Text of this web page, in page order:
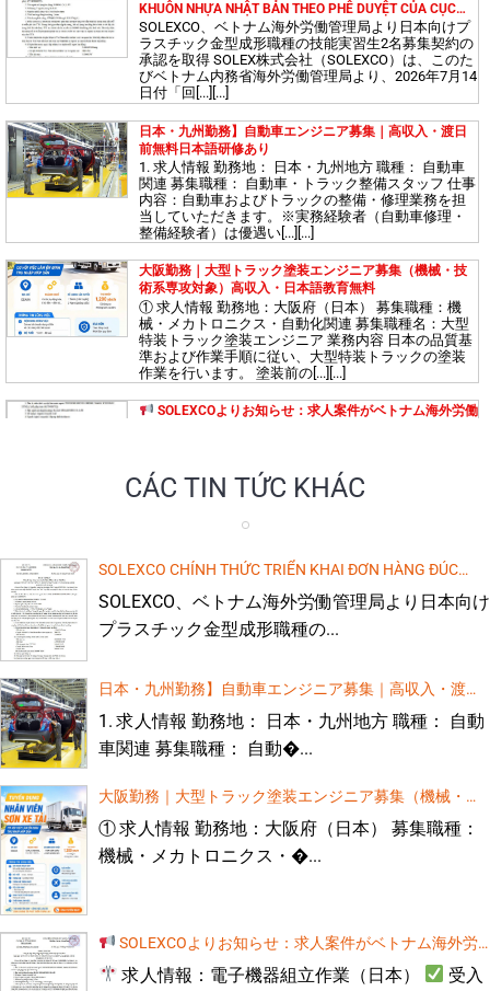
日本で働く建設技術者募集！高収入・日本語無料研修あ
り
【茨城県勤務】エンジニア募集！ 高待遇・日本語教育費無料！
【大阪府勤務】電気エンジニア募集！ 高待遇・日本語教
育費無料！
【愛知県・三重県】高待遇エンジニア募集！日本で活躍
するチャンス！
島根県で建設技術者募集！高給与・日本語教育無料サポ
ート
島根県で働く機械エンジニア募集（高給与・日本語教育
埼玉県の特定技能（食品加工）求人：低コスト・高収
入！
求人募集：プレス機操作・接着作業 技能実習生（男性5
【求人】CNCフライス盤加工エンジニア募集
KHUÔN NHỰA NHẬT BẢN THEO PHÊ DUYỆT CỦA CỤC
QUẢN LÝ LAO ĐỘNG NGOÀI NƯỚC
SOLEXCO、ベトナム海外労働管理局より日本向けプ
ラスチック金型成形職種の技能実習生2名募集契約の
承認を取得 SOLEX株式会社（SOLEXCO）は、このた
びベトナム内務省海外労働管理局より、2026年7月14
日付「回[...][...]
日本・九州勤務】自動車エンジニア募集｜高収入・渡日
前無料日本語研修あり
1. 求人情報 勤務地： 日本・九州地方 職種： 自動車
関連 募集職種： 自動車・トラック整備スタッフ 仕事
内容：自動車およびトラックの整備・修理業務を担
当していただきます。※実務経験者（自動車修理・
整備経験者）は優遇い[...][...]
大阪勤務｜大型トラック塗装エンジニア募集（機械・技
術系専攻対象）高収入・日本語教育無料
① 求人情報 勤務地：大阪府（日本） 募集職種：機
械・メカトロニクス・自動化関連 募集職種名：大型
特装トラック塗装エンジニア 業務内容 日本の品質基
準および作業手順に従い、大型特装トラックの塗装
作業を行います。 塗装前の[...][...]
SOLEXCOよりお知らせ：求人案件がベトナム海外労働
時給1,200円スタート・出国まで日本語研修無料
トロニクス 機械工学 自動化技術[...]
【島根県勤務】技能実習生募集！ 高収入・日本語教育費
無料！
1. 求人概要 勤務地： 日本・島根県 仕事内容： ・機
大阪（日本）で勤務する機械エンジニアを募集していま
す（高給、無料語学研修あり）
月給20万円スタート！正社員採用のチャンス
1. 求人情報
勤務地： 大阪府、日本
日本で働く建設技術者募集！高収入・日本語無料研修あ
り
日本勤務 建設エンジニア募集 月給25万円スター
ト！正社員採用のチャンス
【茨城県勤務】エンジニア募集！ 高待遇・日本語教育費無料！
1. 求人概要 勤務地：茨城県（日本） 募集対象：機械工学、電気・電子
工学、自動化工学、自動車工学などの関連学科を卒業された方 仕事内
容： ・機械製品の検査および梱包作業 ・NC工作機械、CNC工作機械の
操作 ・自動車部[...][...]
CÁC TIN TỨC KHÁC
SOLEXCO CHÍNH THỨC TRIỂN KHAI ĐƠN HÀNG ĐÚC
KHUÔN NHỰA NHẬT BẢN THEO PHÊ DUYỆT CỦA CỤC
QUẢN LÝ LAO ĐỘNG NGOÀI NƯỚC
SOLEXCO、ベトナム海外労働管理局より日本向け
プラスチック金型成形職種の...
日本・九州勤務】自動車エンジニア募集｜高収入・渡日
前無料日本語研修あり
1. 求人情報 勤務地： 日本・九州地方 職種： 自動
車関連 募集職種： 自動�...
大阪勤務｜大型トラック塗装エンジニア募集（機械・技
術系専攻対象）高収入・日本語教育無料
① 求人情報 勤務地：大阪府（日本） 募集職種：
機械・メカトロニクス・�...
SOLEXCOよりお知らせ：求人案件がベトナム海外労
働管理局（DOLAB）の承認を受けました。
求人情報：電子機器組立作業（日本）
受入